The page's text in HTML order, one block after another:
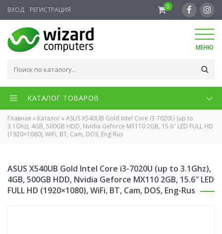
ВХОД РЕГИСТРАЦИЯ 0
МЕНЮ
КАТАЛОГ ТОВАРОВ
Главная » Каталог»ASUS X540UB Gold Intel Core i3-7020U (up to
3.1Ghz), 4GB, 500GB HDD, Nvidia Geforce MX110 2GB, 15.6″ LED FULL HD
(1920×1080), WiFi, BT, Cam, DOS, Eng-Rus
ASUS X540UB Gold Intel Core i3-7020U (up to 3.1Ghz),
4GB, 500GB HDD, Nvidia Geforce MX110 2GB, 15.6″ LED
FULL HD (1920×1080), WiFi, BT, Cam, DOS, Eng-Rus